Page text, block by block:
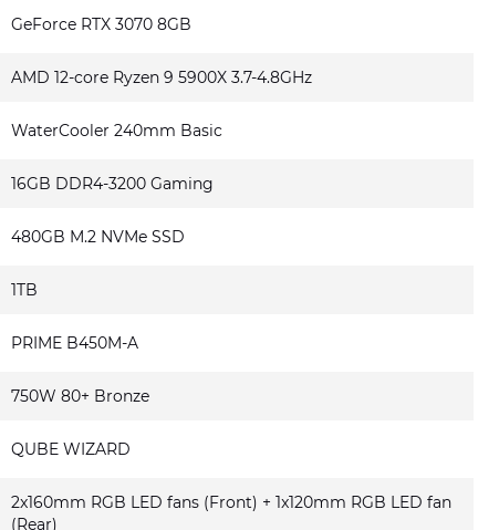
GeForce RTX 3070 8GB
AMD 12-core Ryzen 9 5900X 3.7-4.8GHz
WaterCooler 240mm Basic
16GB DDR4-3200 Gaming
480GB M.2 NVMe SSD
1TB
PRIME B450M-A
750W 80+ Bronze
QUBE WIZARD
2x160mm RGB LED fans (Front) + 1x120mm RGB LED fan
(Rear)